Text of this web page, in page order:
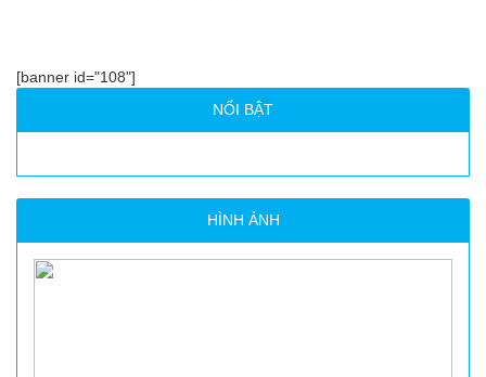
[banner id="108"]
NỔI BẬT
HÌNH ẢNH